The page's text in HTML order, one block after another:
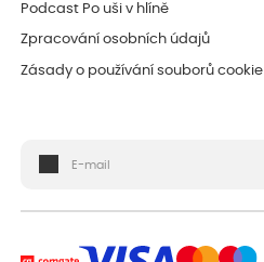
Podcast Po uši v hlíně
Zpracování osobních údajů
Zásady o používání souborů cookie